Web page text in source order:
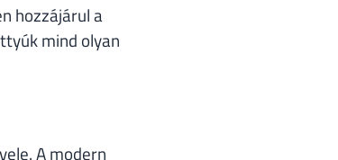
hozzájárul a
mind olyan
A modern